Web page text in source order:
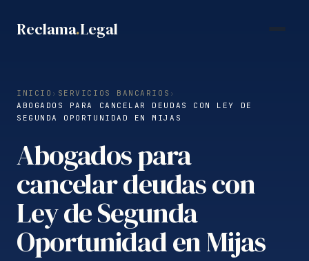
Reclama.Legal
INICIO › SERVICIOS BANCARIOS ›
ABOGADOS PARA CANCELAR DEUDAS CON LEY DE
SEGUNDA OPORTUNIDAD EN MIJAS
Abogados para
cancelar deudas con
Ley de Segunda
Oportunidad en Mijas